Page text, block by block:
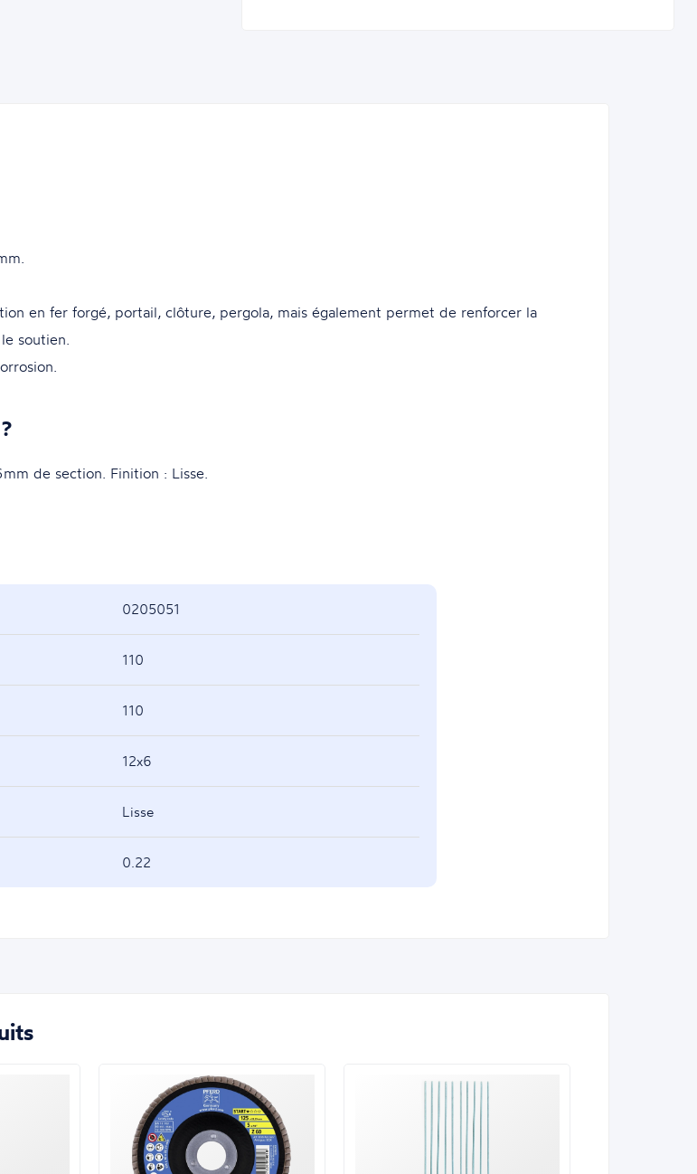
en fer forgé, portail, clôture, pergola, mais également permet de renforcer la
soutien.
de section. Finition : Lisse.
0205051
110
110
12x6
Lisse
0.22